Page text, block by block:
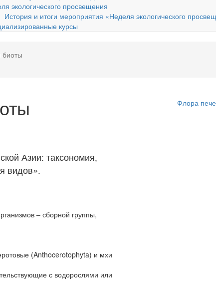
экологического просвещения
История и итоги мероприятия «Неделя экологического
курсы
биоты
Азии: таксономия,
видов».
– сборной группы,
(Anthocerotophyta) и мхи
с водорослями или
Флора